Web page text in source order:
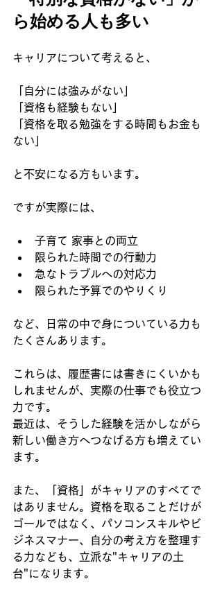
ら始める人も多い
キャリアについて考えると、
「自分には強みがない」
「資格も経験もない」
「資格を取る勉強をする時間もお金も
ない」
と不安になる方もいます。
ですが実際には、
子育て 家事との両立
限られた時間での行動力
急なトラブルへの対応力
限られた予算でのやりくり
など、日常の中で身についている力も
たくさんあります。
これらは、履歴書には書きにくいかも
しれませんが、実際の仕事でも役立つ
力です。
最近は、そうした経験を活かしながら
新しい働き方へつなげる方も増えてい
ます。
また、「資格」がキャリアのすべてで
はありません。資格を取ることだけが
ゴールではなく、パソコンスキルやビ
ジネスマナー、自分の考え方を整理す
る力なども、立派な"キャリアの土
台"になります。